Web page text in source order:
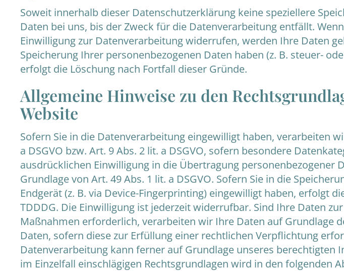
Soweit innerhalb dieser Datenschutzerklärung keine speziellere
Daten bei uns, bis der Zweck für die Datenverarbeitung entfällt.
Einwilligung zur Datenverarbeitung widerrufen, werden Ihre Daten
Speicherung Ihrer personenbezogenen Daten haben (z. B. steuer-
erfolgt die Löschung nach Fortfall dieser Gründe.
Allgemeine Hinweise zu den
Website
Sofern Sie in die Datenverarbeitung eingewilligt haben, verarbeiten
a DSGVO bzw. Art. 9 Abs. 2 lit. a DSGVO, sofern besondere
ausdrücklichen Einwilligung in die Übertragung
Grundlage von Art. 49 Abs. 1 lit. a DSGVO. Sofern Sie in die
Endgerät (z. B. via Device-Fingerprinting) eingewilligt haben, erfolgt
TDDDG. Die Einwilligung ist jederzeit widerrufbar. Sind Ihre Daten
Maßnahmen erforderlich, verarbeiten wir Ihre Daten auf Grundlage
Daten, sofern diese zur Erfüllung einer rechtlichen Verpflichtung
Datenverarbeitung kann ferner auf Grundlage unseres berechtigten
im Einzelfall einschlägigen Rechtsgrundlagen wird in den folgenden